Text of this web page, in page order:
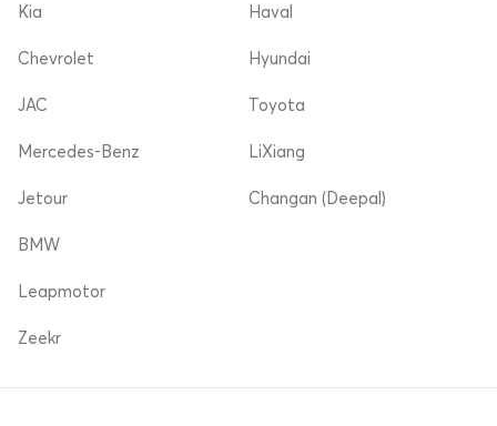
Kia
Chevrolet
Haval
Hyundai
JAC
Mercedes-Benz
Jetour
Toyota
LiXiang
Changan (Deepal)
BMW
Leapmotor
Zeekr